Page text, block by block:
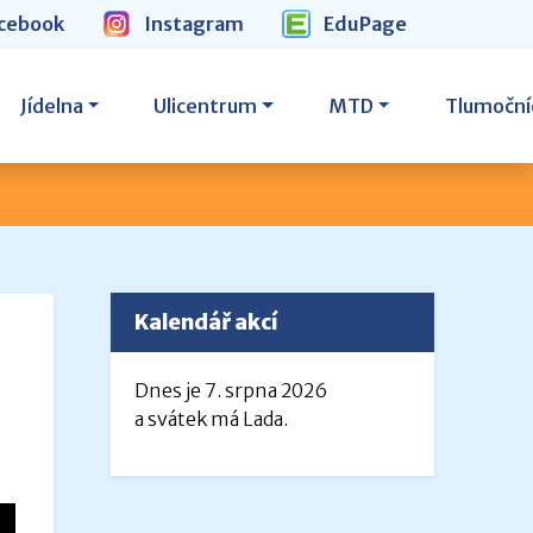
Instagram EduPage
Jídelna Ulicentrum MTD
Kalendář akcí
Dnes je 7. srpna 2026
a svátek má Lada.